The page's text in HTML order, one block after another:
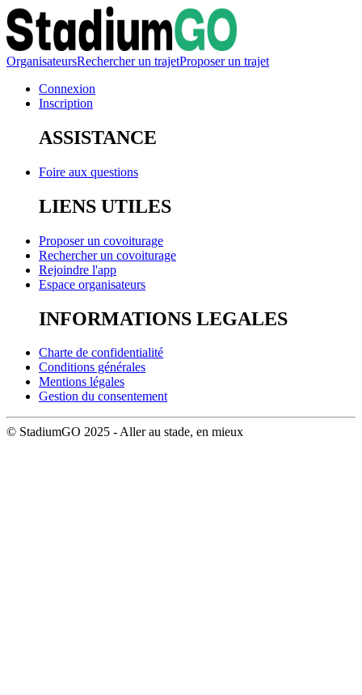
OrganisateursRechercher un trajetProposer un trajet
Connexion
Inscription
ASSISTANCE
Foire aux questions
LIENS UTILES
Proposer un covoiturage
Rechercher un covoiturage
Rejoindre l'app
Espace organisateurs
INFORMATIONS LEGALES
Charte de confidentialité
Conditions générales
Mentions légales
Gestion du consentement
© StadiumGO 2025 - Aller au stade, en mieux